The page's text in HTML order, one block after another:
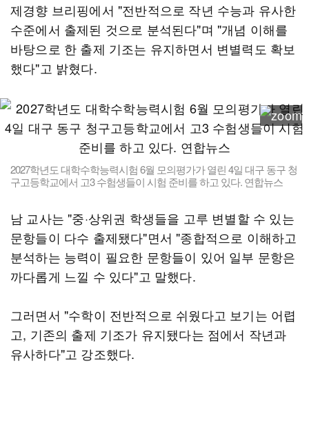
제경향 브리핑에서 "전반적으로 작년 수능과 유사한
수준에서 출제된 것으로 분석된다"며 "개념 이해를
바탕으로 한 출제 기조는 유지하면서 변별력도 확보
했다"고 밝혔다.
2027학년도 대학수학능력시험 6월 모의평가가 열린 4일 대구 동구 청
구고등학교에서 고3 수험생들이 시험 준비를 하고 있다. 연합뉴스
남 교사는 "중·상위권 학생들을 고루 변별할 수 있는
문항들이 다수 출제됐다"면서 "종합적으로 이해하고
분석하는 능력이 필요한 문항들이 있어 일부 문항은
까다롭게 느낄 수 있다"고 말했다.
그러면서 "수학이 전반적으로 쉬웠다고 보기는 어렵
고, 기존의 출제 기조가 유지됐다는 점에서 작년과
유사하다"고 강조했다.